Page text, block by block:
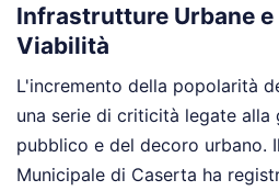
Infrastrutture Urbane
Viabilità
L'incremento della popolarità
una serie di criticità legate alla
pubblico e del decoro urbano.
Municipale di Caserta ha